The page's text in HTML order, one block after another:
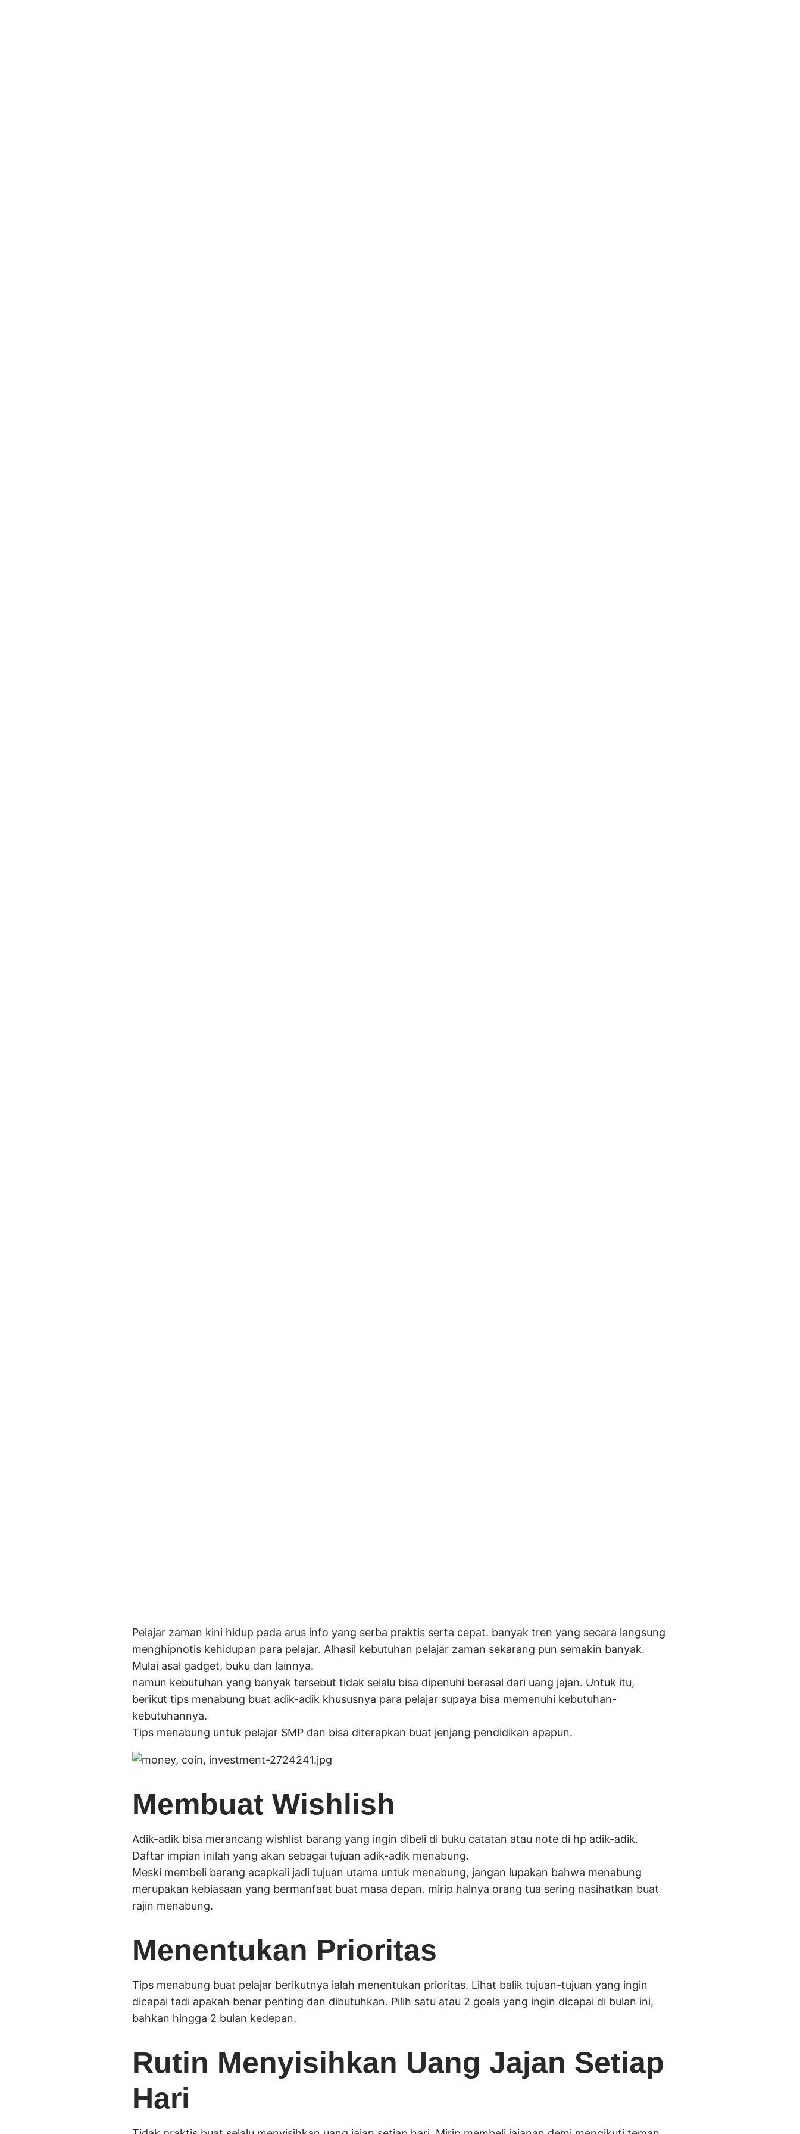
Pelajar zaman kini hidup pada arus info yang serba praktis serta cepat. banyak tren yang secara langsung
menghipnotis kehidupan para pelajar. Alhasil kebutuhan pelajar zaman sekarang pun semakin banyak.
Mulai asal gadget, buku dan lainnya.
namun kebutuhan yang banyak tersebut tidak selalu bisa dipenuhi berasal dari uang jajan. Untuk itu,
berikut tips menabung buat adik-adik khususnya para pelajar supaya bisa memenuhi kebutuhan-
kebutuhannya.
Tips menabung untuk pelajar SMP dan bisa diterapkan buat jenjang pendidikan apapun.
Membuat Wishlish
Adik-adik bisa merancang wishlist barang yang ingin dibeli di buku catatan atau note di hp adik-adik.
Daftar impian inilah yang akan sebagai tujuan adik-adik menabung.
Meski membeli barang acapkali jadi tujuan utama untuk menabung, jangan lupakan bahwa menabung
merupakan kebiasaan yang bermanfaat buat masa depan. mirip halnya orang tua sering nasihatkan buat
rajin menabung.
Menentukan Prioritas
Tips menabung buat pelajar berikutnya ialah menentukan prioritas. Lihat balik tujuan-tujuan yang ingin
dicapai tadi apakah benar penting dan dibutuhkan. Pilih satu atau 2 goals yang ingin dicapai di bulan ini,
bahkan hingga 2 bulan kedepan.
Rutin Menyisihkan Uang Jajan Setiap
Hari